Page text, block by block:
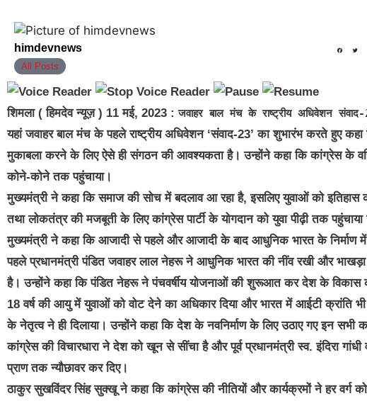
himdevnews
All Posts
शिमला ( हिमदेव न्यूज़ ) 11 मई, 2023 :जवाहर बाल मंच के राष्ट्रीय अधिवेशन
यहां जवाहर बाल मंच के पहले राष्ट्रीय अधिवेशन ‘संवाद-23’ का शुभारंभ करते हुए
मुकाबला करने के लिए ऐसे ही संगठन की आवश्यकता है। उन्होंने कहा कि कांग्रेस के
कोने-कोने तक पहुंचाया।
मुख्यमंत्री ने कहा कि समाज की सोच में बदलाव आ रहा है, इसलिए युवाओं को इतिहास
तथा लोकतंत्र की मजबूती के लिए कांग्रेस पार्टी के योगदान को युवा पीढ़ी तक पहुंचाया
मुख्यमंत्री ने कहा कि आजादी से पहले और आजादी के बाद आधुनिक भारत के निर्माण
पहले प्रधानमंत्री पंडित जवाहर लाल नेहरू ने आधुनिक भारत की नींव रखी और
है। उन्होंने कहा कि पंडित नेहरू ने पंचवर्षीय योजनाओं की शुरूआत कर देश के विकास
18 वर्ष की आयु में युवाओं को वोट देने का अधिकार दिया और भारत में आईटी क्रांति
के नेतृत्व ने ही दिलाया। उन्होंने कहा कि देश के नवनिर्माण के लिए उठाए गए इन सभी
कांग्रेस की विचारधारा ने देश को खून से सींचा है और पूर्व प्रधानमंत्री स्व. इंदिरा
प्राण तक न्यौछावर कर दिए।
ठाकुर सुखविंदर सिंह सुक्खू ने कहा कि कांग्रेस की नीतियों और कार्यक्रमों ने हर वर्ग